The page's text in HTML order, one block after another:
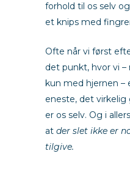
forhold til os selv
et knips med
Ofte når vi først
det punkt, hvor vi
kun med hjernen –
eneste, det
er os selv. Og i
at der slet ikke er
tilgive.